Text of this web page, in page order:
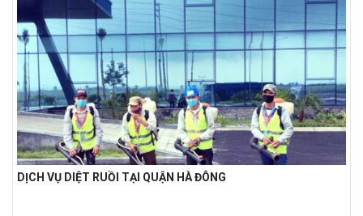
DỊCH VỤ DIỆT RUỒI TẠI QUẬN HÀ ĐÔNG